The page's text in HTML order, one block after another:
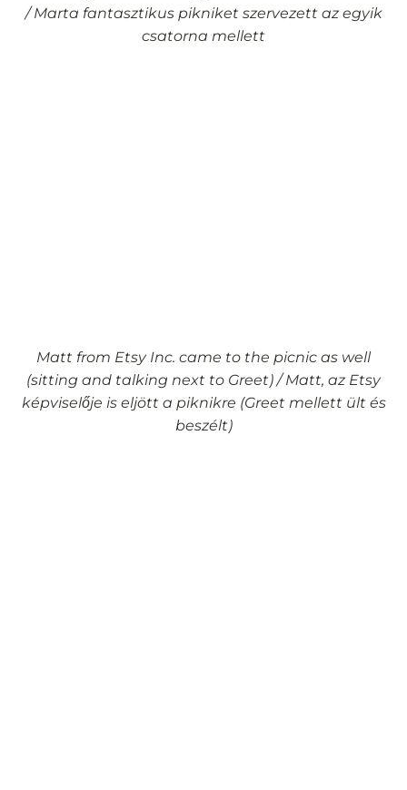
/ Marta fantasztikus pikniket szervezett az egyik
csatorna mellett
Matt from Etsy Inc. came to the picnic as well
(sitting and talking next to Greet) / Matt, az Etsy
képviselője is eljött a piknikre (Greet mellett ült és
beszélt)